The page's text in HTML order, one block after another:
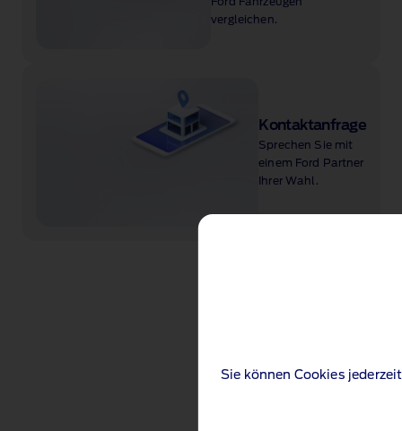
Sie können Cookies
vergleichen.
Kontaktanfrage
Sprechen Sie mit
einem Ford Partner
Ihrer Wahl.